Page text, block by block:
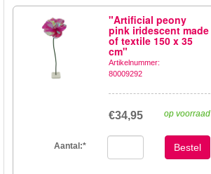
"Artificial peony
pink iridescent made
of textile 150 x 35
cm"
Artikelnummer:
80009292
op voorraad
€34,95
Aantal:* Bestel